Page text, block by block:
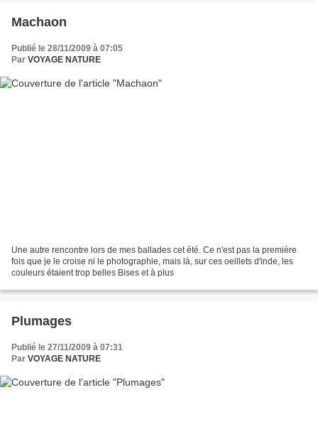
Machaon
Publié le 28/11/2009 à 07:05
Par VOYAGE NATURE
Une autre rencontre lors de mes ballades cet été. Ce n'est pas la première
fois que je le croise ni le photographie, mais là, sur ces oeillets d'inde, les
couleurs étaient trop belles Bises et à plus
Plumages
Publié le 27/11/2009 à 07:31
Par VOYAGE NATURE